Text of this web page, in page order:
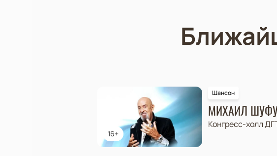
16+
Шансон
МИХАИЛ
Конгресс-холл